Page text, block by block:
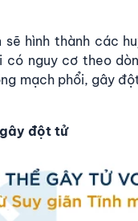
hình thành các
nguy cơ theo
mạch phổi, gây
đột tử